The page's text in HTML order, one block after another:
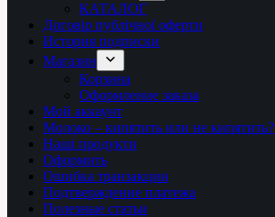
КАТАЛОГ
Договір публічної оферти
История подписки
Магазин
Корзина
Оформление заказа
Мой аккаунт
Молоко – кипятить или не кипятить?
Наші продукти
Оформить
Ошибка транзакции
Подтверждение платежа
Полезные статьи